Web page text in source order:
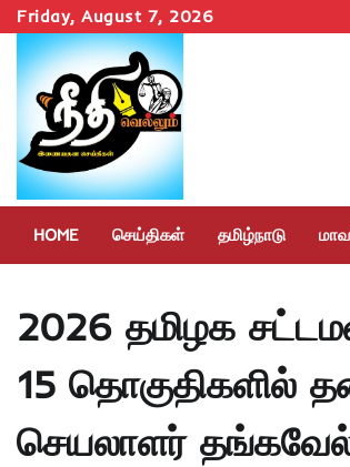
Skip
to
content
Friday, August 7, 2026
HOME செய்திகள் தமிழ்நாடு
2026 தமிழக
15 தொகுதிகளில்
செயலாளர் தங்கவேல்